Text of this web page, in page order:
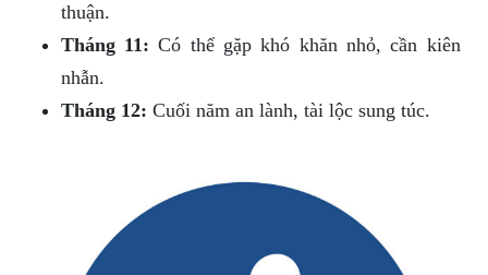
thuận.
Tháng 11: Có thể gặp khó khăn nhỏ, cần kiên
nhẫn.
Tháng 12: Cuối năm an lành, tài lộc sung túc.